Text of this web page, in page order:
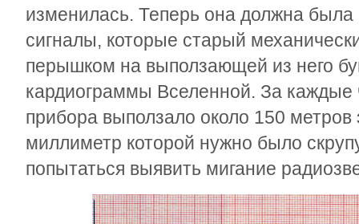
изменилась. Теперь она должна
сигналы, которые старый
перышком на выползающей из него
кардиограммы Вселенной. За
прибора выползало около 150
миллиметр которой нужно было
попытаться выявить мигание